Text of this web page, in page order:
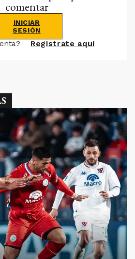
comentar
INICIAR
SESIÓN
Registrate aquí